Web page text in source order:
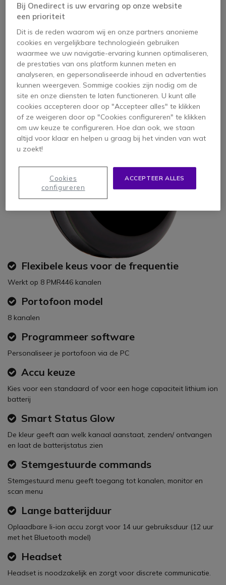
Flexibele keus voor de frequentie
Werkt op 8 PMR446 kanalen
Portofoon model
8 kanalen
Programmeer software
Personaliseer je portofoon via de PC
Accu keuze
Kies voor een standaard of voor een hoge capaciteit lithium ion
batterij
Smart Status Glow
De kleur geeft aan welk kanaal aanstaat, zenden/ ontvangen
en laat de batterijstatus zien
Stemgestuurde commands
Stemgestuurd menu geeft toegang tot kanalen, monitor en
scan menu
Lange batterijduur
Oplaadbare li-ion accu zorgt voor 14 uur gebruiksduur (12 uur
met het Bluetooth model)
Headset
Headset is noodzakelijk en zorgt voor discrete communicatie.
Bij Onedirect is uw ervaring op onze website
een prioriteit
Dit is de reden waarom wij en onze partners anonieme
cookies en vergelijkbare technologieën gebruiken
waarmee we uw navigatie-ervaring kunnen optimaliseren,
de prestaties van ons platform kunnen meten en
analyseren, en gepersonaliseerde inhoud en advertenties
kunnen weergeven. Sommige cookies zijn nodig om de
site en onze diensten te laten functioneren. U kunt alle
cookies accepteren door op "Accepteer alles" te klikken
of ze weigeren door op "Cookies configureren" te klikken
om uw keuze te configureren. Hoe dan ook, we staan
altijd voor klaar en helpen u graag bij het vinden van wat
u zoekt!
ACCEPTEER ALLES
Cookies
configureren